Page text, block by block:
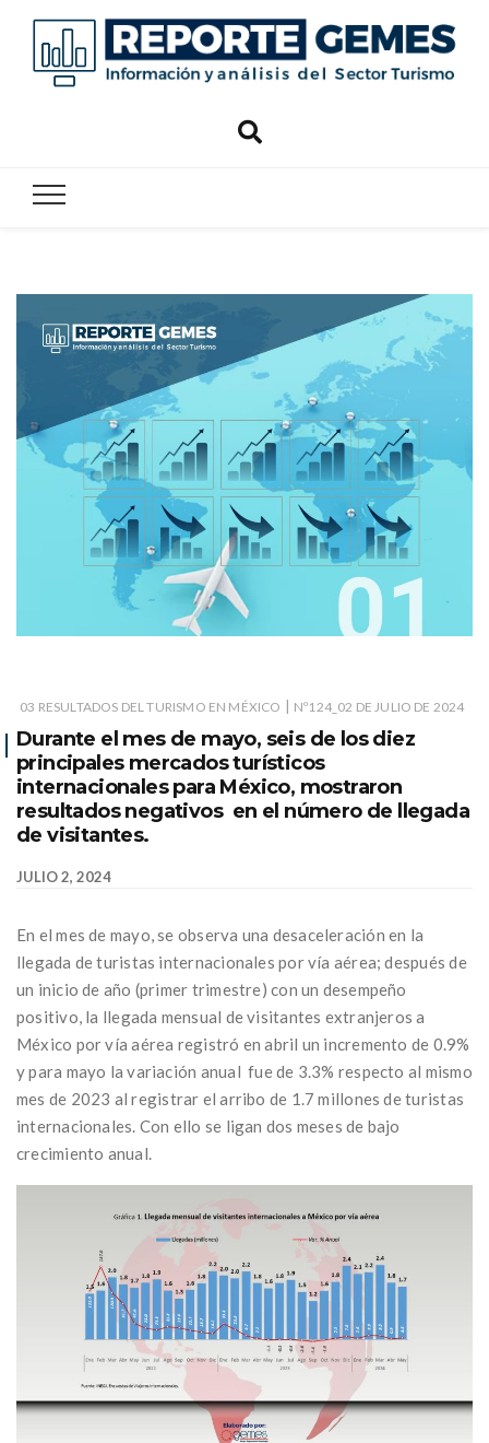
03 RESULTADOS DEL TURISMO EN MÉXICO | Nº124_02 DE JULIO DE 2024
Durante el mes de mayo, seis de los diez
principales mercados turísticos
internacionales para México, mostraron
resultados negativos en el número de llegada
de visitantes.
JULIO 2, 2024
En el mes de mayo, se observa una desaceleración en la
llegada de turistas internacionales por vía aérea; después de
un inicio de año (primer trimestre) con un desempeño
positivo, la llegada mensual de visitantes extranjeros a
México por vía aérea registró en abril un incremento de 0.9%
y para mayo la variación anual fue de 3.3% respecto al mismo
mes de 2023 al registrar el arribo de 1.7 millones de turistas
internacionales. Con ello se ligan dos meses de bajo
crecimiento anual.